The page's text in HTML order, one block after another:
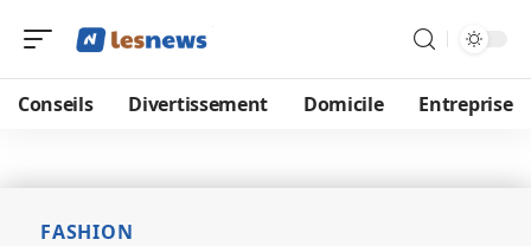
Conseils Divertissement Domicile Entreprise
FASHION